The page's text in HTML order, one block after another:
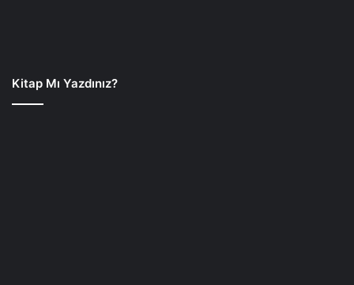
Kitap Mı Yazdınız?